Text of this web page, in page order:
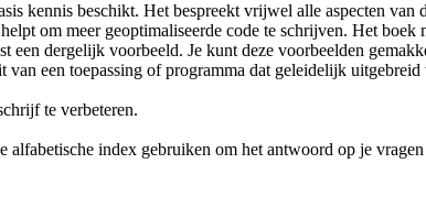
kennis beschikt. Het bespreekt vrijwel alle aspecten van
om meer geoptimaliseerde code te schrijven. Het boek
dergelijk voorbeeld. Je kunt deze voorbeelden
een toepassing of programma dat geleidelijk
te verbeteren.
index gebruiken om het antwoord op je